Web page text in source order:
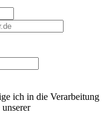
ich in die Verarbeitung